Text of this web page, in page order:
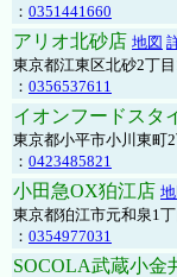
： 0351441660
アリオ北砂店 地図
東京都江東区北砂2丁
： 0356537611
イオンフードスタ
東京都小平市小川東
： 0423485821
小田急OX狛江店
東京都狛江市元和泉1
： 0354977031
SOCOLA武蔵小金